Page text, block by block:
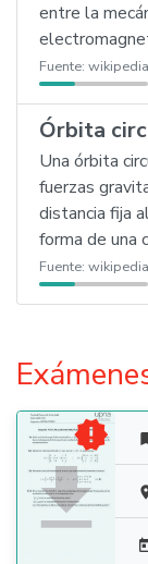
entre la
Fuente:
Órbita
Una órbita
fuerzas
distancia fija
forma de una
Fuente:

